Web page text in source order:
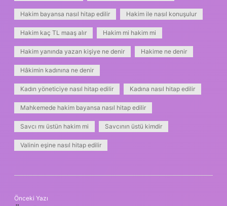
Hakim bayansa nasıl hitap edilir Hakim ile nasıl konuşulur
Hakim kaç TL maaş alır Hakim mi hakim mi
Hakim yanında yazan kişiye ne denir Hakime ne denir
Hâkimin kadınına ne denir
Kadın yöneticiye nasıl hitap edilir Kadına nasıl hitap edilir
Mahkemede hakim bayansa nasıl hitap edilir
Savcı mı üstün hakim mi Savcının üstü kimdir
Valinin eşine nasıl hitap edilir
Önceki Yazı